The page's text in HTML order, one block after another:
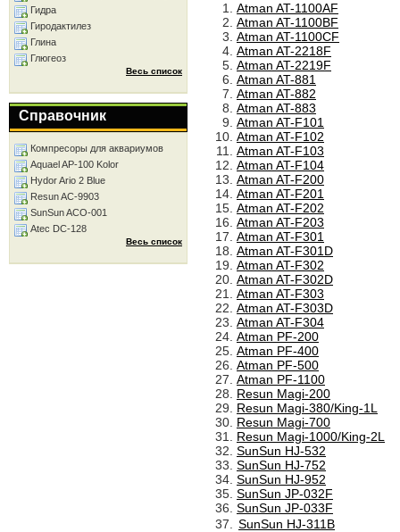
Atman AT-1100AF
Atman AT-1100BF
Atman AT-1100CF
Atman AT-2218F
Atman AT-2219F
Atman AT-881
Atman AT-882
Atman AT-883
Atman AT-F101
Atman AT-F102
Atman AT-F103
Atman AT-F104
Atman AT-F200
Atman AT-F201
Atman AT-F202
Atman AT-F203
Atman AT-F301
Atman AT-F301D
Atman AT-F302
Atman AT-F302D
Atman AT-F303
Atman AT-F303D
Atman AT-F304
Atman PF-200
Atman PF-400
Atman PF-500
Atman PF-1100
Resun Magi-200
Resun Magi-380/King-1L
Resun Magi-700
Resun Magi-1000/King-2L
SunSun HJ-532
SunSun HJ-752
SunSun HJ-952
SunSun JP-032F
SunSun JP-033F
SunSun HJ-311B
Гидра
Гиродактилез
Глина
Глюгеоз
Весь список
Справочник
Компресоры для аквариумов
Aquael AP-100 Kolor
Hydor Ario 2 Blue
Resun AC-9903
SunSun ACO-001
Atec DC-128
Весь список